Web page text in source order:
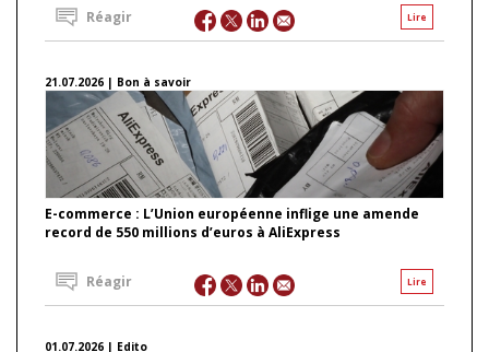
Lire
Réagir
21.07.2026 | Bon à savoir
E-commerce : L’Union européenne inflige une amende
record de 550 millions d’euros à AliExpress
Lire
Réagir
01.07.2026 | Edito